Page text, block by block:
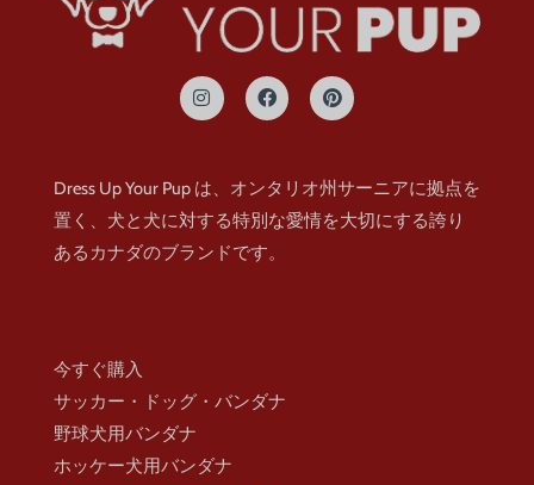
イ
ン
ス
ラ
ム
フ
ェ
イ
ッ
ク
ピ
ン
タ
ト
Dress Up Your Pup は、オンタリオ州サーニアに拠点を
置く、犬と犬に対する特別な愛情を大切にする誇り
あるカナダのブランドです。
今すぐ購入
サッカー・ドッグ・バンダナ
野球犬用バンダナ
ホッケー犬用バンダナ